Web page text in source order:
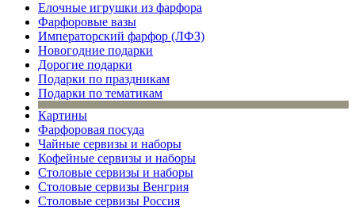
Елочные игрушки из фарфора
Фарфоровые вазы
Императорский фарфор (ЛФЗ)
Новогодние подарки
Дорогие подарки
Подарки по праздникам
Подарки по тематикам
Картины
Фарфоровая посуда
Чайные сервизы и наборы
Кофейные сервизы и наборы
Столовые сервизы и наборы
Столовые сервизы Венгрия
Столовые сервизы Россия